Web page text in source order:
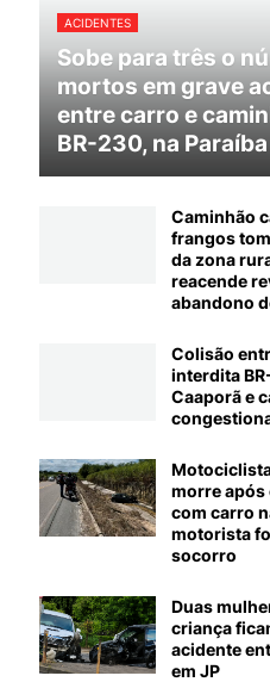
ACIDENTES
Sobe para três o
mortos em grave
entre carro e
BR-230, na Paraíba
Caminhão
frangos
da zona
reacende
abandono
Colisão
interdita
Caaporã e
morre
com carro
motorista
socorro
Duas
criança
acidente
em JP